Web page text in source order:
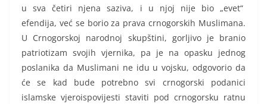
u sva četiri njena saziva, i u njoj nije bio „evet“
efendija, već se borio za prava crnogorskih Muslimana.
U Crnogorskoj narodnoj skupštini, gorljivo je branio
patriotizam svojih vjernika, pa je na opasku jednog
poslanika da Muslimani ne idu u vojsku, odgovorio da
će se kad bude potrebno svi crnogorski podanici
islamske vjeroispovijesti staviti pod crnogorsku ratnu